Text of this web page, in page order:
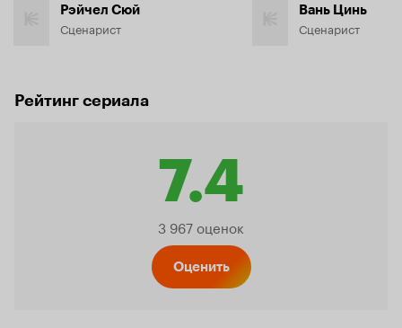
Рэйчел Сюй
Сценарист
Вань Цинь
Сценарист
Рейтинг сериала
7.4
Рейтинг
3 967 оценок
Оценить